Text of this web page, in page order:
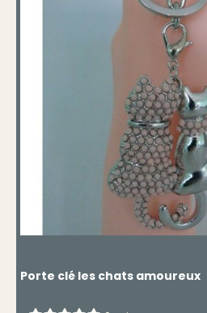
Porte clé les chats amoureux